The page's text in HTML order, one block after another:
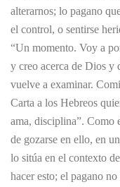
alterarnos; lo pagano
el control, o sentirse
“Un momento. Voy a
y creo acerca de Dios y
vuelve a examinar.
Carta a los Hebreos
ama, disciplina”. Como
de gozarse en ello, en
lo sitúa en el contexto
hacer esto; el pagano